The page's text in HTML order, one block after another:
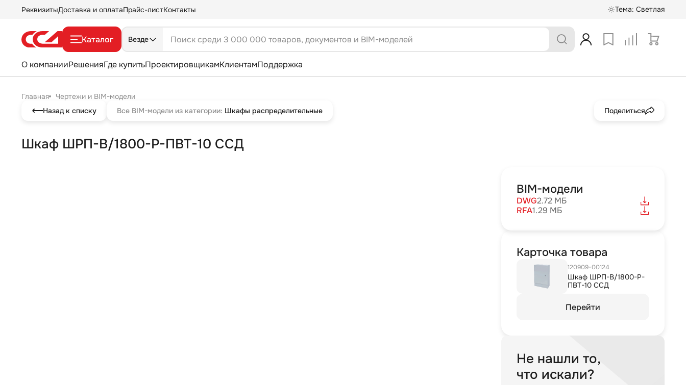
РеквизитыДоставка и оплатаПрайс-листКонтакты Тема: Светлая
Каталог Везде
О компанииРешенияГде купитьПроектировщикамКлиентамПоддержка
Главная
Чертежи и BIM-модели
Назад к списку
Все BIM-модели из категории: Шкафы распределительные Поделиться
Шкаф ШРП-В/1800-Р-ПВТ-10 ССД
BIM-модели
DWG2.72 МБ
RFA1.29 МБ
Карточка товара
120909-00124
Шкаф ШРП-В/1800-Р-
ПВТ-10 ССД
Перейти
Не нашли то,
что искали?